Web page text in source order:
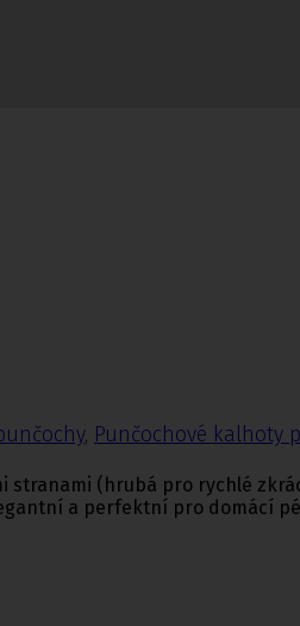
, Punčochové kalhoty
stranami (hrubá pro rychlé
a perfektní pro domácí